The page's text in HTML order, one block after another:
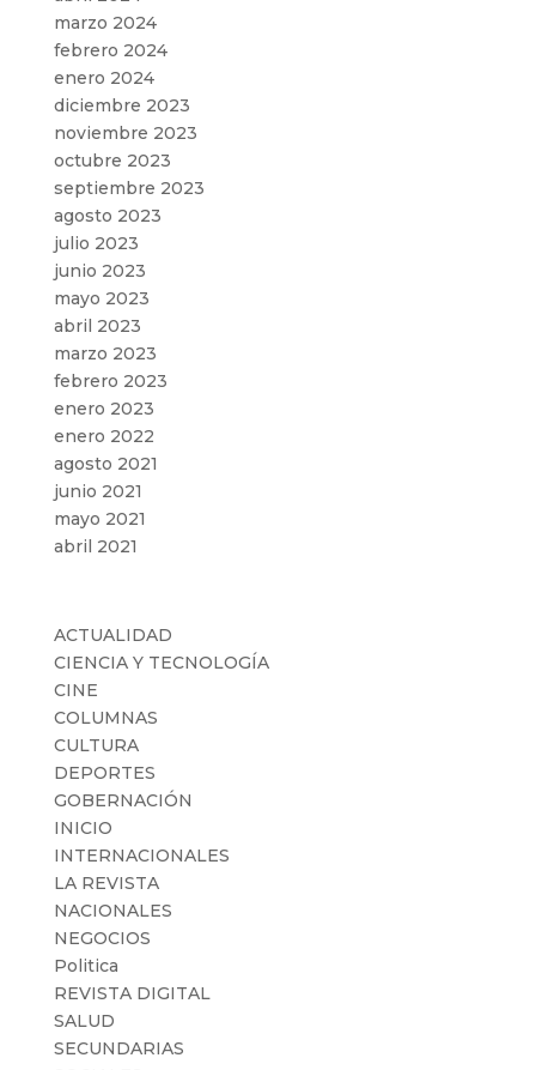
marzo 2024
febrero 2024
enero 2024
diciembre 2023
noviembre 2023
octubre 2023
septiembre 2023
agosto 2023
julio 2023
junio 2023
mayo 2023
abril 2023
marzo 2023
febrero 2023
enero 2023
enero 2022
agosto 2021
junio 2021
mayo 2021
abril 2021
ACTUALIDAD
CIENCIA Y TECNOLOGÍA
CINE
COLUMNAS
CULTURA
DEPORTES
GOBERNACIÓN
INICIO
INTERNACIONALES
LA REVISTA
NACIONALES
NEGOCIOS
Politica
REVISTA DIGITAL
SALUD
SECUNDARIAS